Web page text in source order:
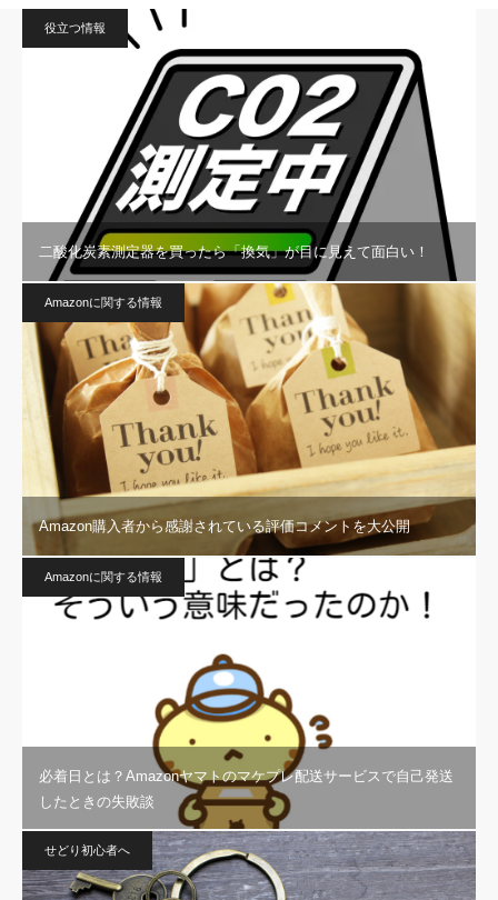
役立つ情報
二酸化炭素測定器を買ったら「換気」が目に見えて面白い！
Amazonに関する情報
Amazon購入者から感謝されている評価コメントを大公開
Amazonに関する情報
必着日とは？Amazonヤマトのマケプレ配送サービスで自己発送
したときの失敗談
せどり初心者へ